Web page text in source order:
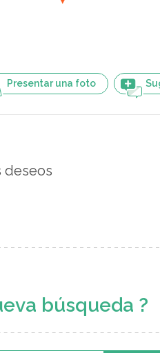
Presentar una foto
deseos
búsqueda ?